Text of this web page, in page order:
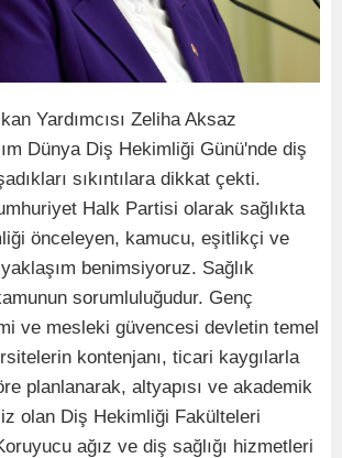
Yardımcısı Zeliha Aksaz
Dünya Diş Hekimliği Günü'nde diş
sıkıntılara dikkat çekti.
Halk Partisi olarak sağlıkta
önceleyen, kamucu, eşitlikçi ve
benimsiyoruz. Sağlık
sorumluluğudur. Genç
ve mesleki güvencesi devletin temel
kontenjanı, ticari kaygılarla
planlanarak, altyapısı ve akademik
olan Diş Hekimliği Fakülteleri
ağız ve diş sağlığı hizmetleri